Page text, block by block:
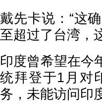
戴先卡说：“这
至超过了台湾，
印度曾希望在今
统拜登于1月对
务，未能访问印